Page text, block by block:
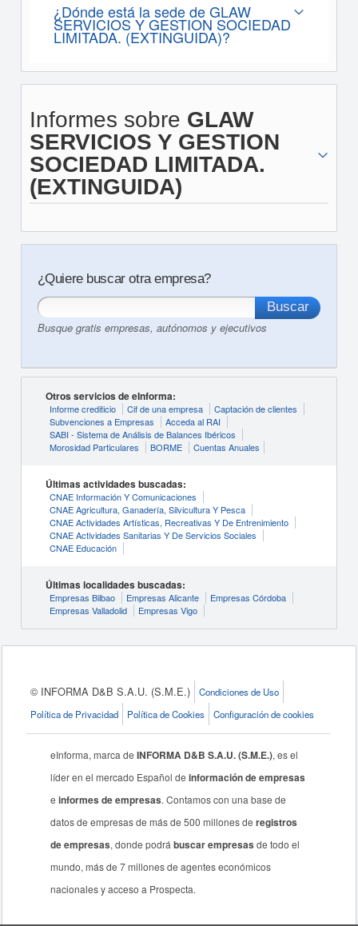
¿Dónde está la sede de GLAW
SERVICIOS Y GESTION SOCIEDAD
LIMITADA. (EXTINGUIDA)?
Informes sobre GLAW
SERVICIOS Y GESTION
SOCIEDAD LIMITADA.
(EXTINGUIDA)
¿Quiere buscar otra empresa?
Busque gratis empresas, autónomos y ejecutivos
Otros servicios de eInforma:
Informe crediticio Cif de una empresa
Captación de clientes
Subvenciones a Empresas
Acceda al RAI
SABI - Sistema de Análisis de Balances Ibéricos
Morosidad Particulares
BORME Cuentas Anuales
Últimas actividades buscadas:
CNAE Información Y Comunicaciones
CNAE Agricultura, Ganadería, Silvicultura Y Pesca
CNAE Actividades Artísticas, Recreativas Y De Entrenimiento
CNAE Actividades Sanitarias Y De Servicios Sociales
CNAE Educación
Últimas localidades buscadas:
Empresas Bilbao Empresas Alicante
Empresas Córdoba
Empresas Valladolid
Empresas Vigo
© INFORMA D&B S.A.U. (S.M.E.)
Condiciones de Uso
Política de Privacidad
Política de Cookies Configuración de cookies
eInforma, marca deINFORMA D&B S.A.U. (S.M.E.), es el
líder en el mercado Español deinformación de empresas
einformes de empresas. Contamos con una base de
datos de empresas de más de 500 millones deregistros
de empresas, donde podrábuscar empresas de todo el
mundo, más de 7 millones de agentes económicos
nacionales y acceso a Prospecta.